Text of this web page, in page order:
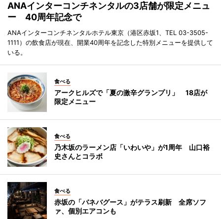
ANAインターコンチネンタルの3店舗が限定メニュ
ー 40周年記念で
ANAインターコンチネンタルホテル東京（港区赤坂1、TEL 03-3505-
1111）の飲食店が現在、開業40周年を記念した特別メニューを提供して
いる。
食べる
アークヒルズで「夏の激辛グランプリ」 18店が
限定メニュー
食べる
乃木坂のラーメン店「いわいや」が1周年 山口裕
史さんとコラボ
食べる
赤坂の「バネバグース」がテラス刷新 全席ソフ
ァ、個別エアコンも